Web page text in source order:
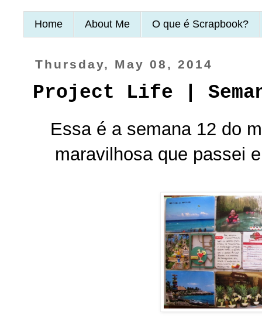
Home About Me O que é Scrapbook?
Thursday, May 08, 2014
Project Life |
Essa é a semana 12 do
maravilhosa que passei